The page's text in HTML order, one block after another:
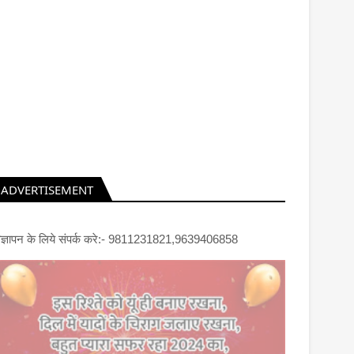
ADVERTISEMENT
के लिये संपर्क करे:- 9811231821,9639406858